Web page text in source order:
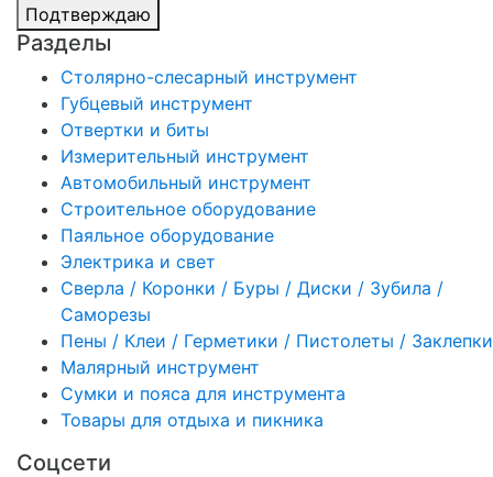
Подтверждаю
Разделы
Столярно-слесарный инструмент
Губцевый инструмент
Отвертки и биты
Измерительный инструмент
Автомобильный инструмент
Строительное оборудование
Паяльное оборудование
Электрика и свет
Сверла / Коронки / Буры / Диски / Зубила /
Саморезы
Пены / Клеи / Герметики / Пистолеты / Заклепки
Малярный инструмент
Сумки и пояса для инструмента
Товары для отдыха и пикника
Соцсети